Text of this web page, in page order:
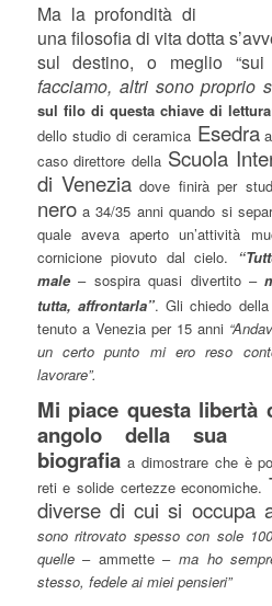
Ma la profondità di
una filosofia di vita dotta
sul destino, o meglio “sui
facciamo, altri sono proprio
sul filo di questa chiave di
dello studio di ceramicaEsedraa
caso direttore della Scuola
di Venezia dove finirà per
neroa 34/35 anni quando si
quale aveva aperto un’attività
cornicione piovuto dal cielo.
male– sospira quasi divertito –
tutta, affrontarla”. Gli chiedo della
tenuto a Venezia per 15 anni
un certo punto mi ero reso
lavorare”.
Mi piace questa libertà
angolo della sua
biografiaa dimostrare che è
reti e solide certezze economiche.
diverse di cui si occupa
sono ritrovato spesso con sole
quelle– ammette –ma ho
stesso, fedele ai miei pensieri”